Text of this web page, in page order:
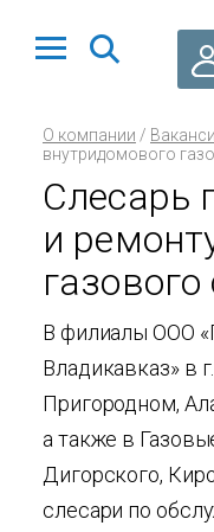
О компании /
внутридомового
Слесарь
и
В филиалы ООО
Владикавказ» в
Пригородном,
а также в
Дигорского,
слесари по